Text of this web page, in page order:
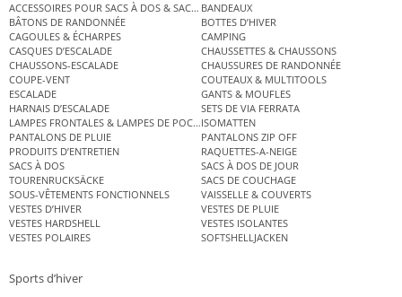
ACCESSOIRES POUR SACS À DOS & SACS ÉTANCHES
BANDEAUX
BÂTONS DE RANDONNÉE
BOTTES D’HIVER
CAGOULES & ÉCHARPES
CAMPING
CASQUES D’ESCALADE
CHAUSSETTES & CHAUSSONS
CHAUSSONS-ESCALADE
CHAUSSURES DE RANDONNÉE
COUPE-VENT
COUTEAUX & MULTITOOLS
ESCALADE
GANTS & MOUFLES
HARNAIS D’ESCALADE
SETS DE VIA FERRATA
LAMPES FRONTALES & LAMPES DE POCHEISOMATTEN
PANTALONS DE PLUIE
PANTALONS ZIP OFF
PRODUITS D’ENTRETIEN
RAQUETTES-A-NEIGE
SACS À DOS
SACS À DOS DE JOUR
TOURENRUCKSÄCKE
SACS DE COUCHAGE
SOUS-VÊTEMENTS FONCTIONNELS
VAISSELLE & COUVERTS
VESTES D’HIVER
VESTES DE PLUIE
VESTES HARDSHELL
VESTES ISOLANTES
VESTES POLAIRES
SOFTSHELLJACKEN
Sports d’hiver